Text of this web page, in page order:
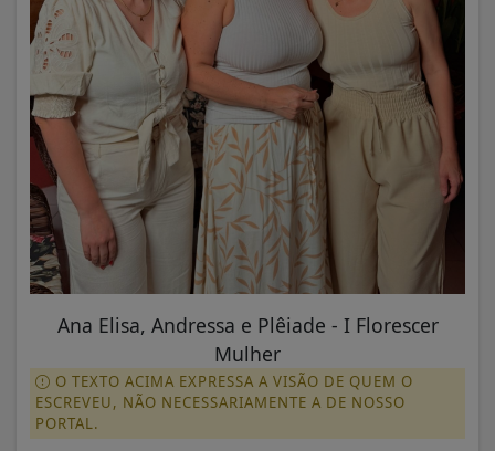
Ana Elisa, Andressa e Plêiade - I Florescer
Mulher
O TEXTO ACIMA EXPRESSA A VISÃO DE QUEM O
ESCREVEU, NÃO NECESSARIAMENTE A DE NOSSO
PORTAL.